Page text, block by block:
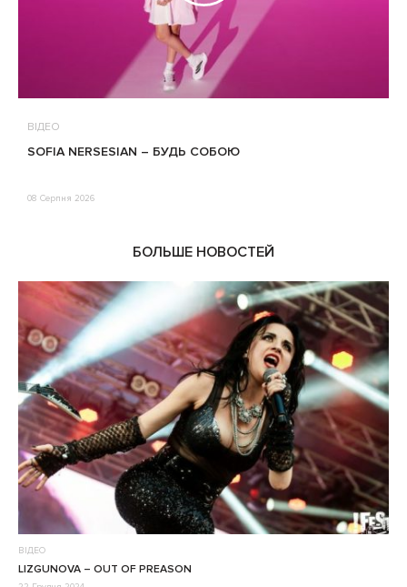
ВІДЕО
SOFIA NERSESIAN – БУДЬ СОБОЮ
08 Серпня 2026
БОЛЬШЕ НОВОСТЕЙ
ВІДЕО
LIZGUNOVA – OUT OF PREASON